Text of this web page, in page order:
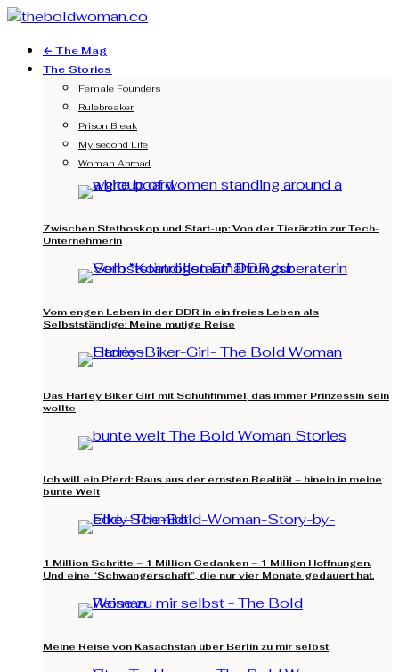
← The Mag
The Stories
Female Founders
Rulebreaker
Prison Break
My second Life
Woman Abroad
Zwischen Stethoskop und Start-up: Von der Tierärztin zur Tech-
Unternehmerin
Vom engen Leben in der DDR in ein freies Leben als
Selbstständige: Meine mutige Reise
Das Harley Biker Girl mit Schuhfimmel, das immer Prinzessin sein
wollte
Ich will ein Pferd: Raus aus der ernsten Realität – hinein in meine
bunte Welt
1 Million Schritte – 1 Million Gedanken – 1 Million Hoffnungen.
Und eine “Schwangerschaft”, die nur vier Monate gedauert hat.
Meine Reise von Kasachstan über Berlin zu mir selbst